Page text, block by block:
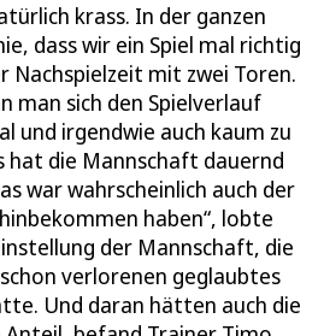
krass. In der ganzen
dass wir ein Spiel mal richtig
Nachspielzeit mit zwei Toren.
man sich den Spielverlauf
und irgendwie auch kaum zu
hat die Mannschaft dauernd
war wahrscheinlich auch der
haben“, lobte
der Mannschaft, die
verlorenen geglaubtes
Und daran hätten auch die